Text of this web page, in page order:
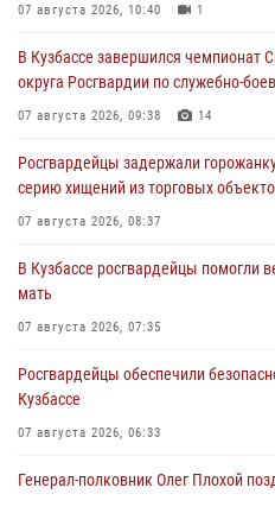
07 августа 2026, 10:40 1
В Кузбассе завершился чемпионат
округа Росгвардии по служебно-
07 августа 2026, 09:38 14
Росгвардейцы задержали
серию хищений из торговых
07 августа 2026, 08:37
В Кузбассе росгвардейцы помогли
мать
07 августа 2026, 07:35
Росгвардейцы обеспечили
Кузбассе
07 августа 2026, 06:33
Генерал-полковник Олег Плохой